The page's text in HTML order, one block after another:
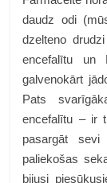
daudz odi
dzelteno
encefalītu un
galvenokārt
Pats
encefalītu – ir
pasargāt
paliekošas
bijusi